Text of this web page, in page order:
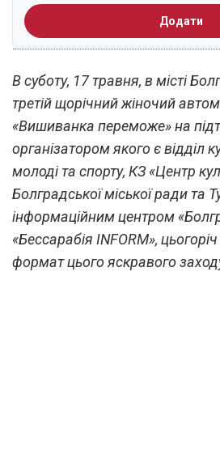
Додати
В суботу, 17 травня, в місті
третій щорічний жіночий
«Вишиванка переможе» на
організатором якого є відділ
молоді та спорту, КЗ «Центр
Болградської міської ради та
інформаційним центром
«Бессарабія INFORM»,
формат цього яскравого